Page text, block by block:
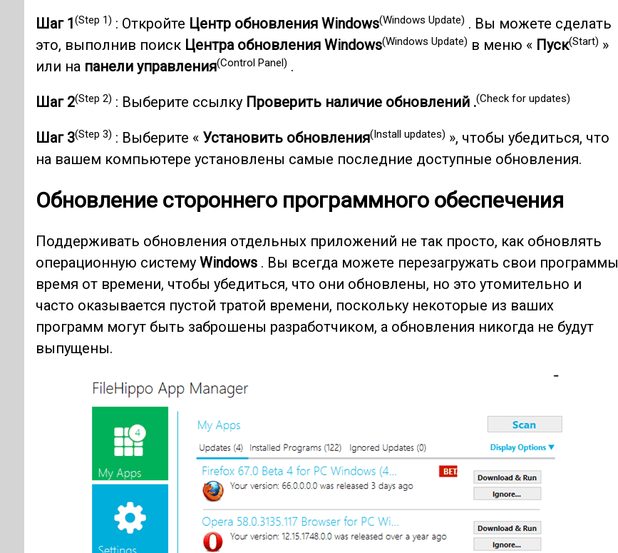
Шаг 1(Step 1) : Откройте Центр обновления Windows(Windows Update) . Вы можете сделать
это, выполнив поиск Центра обновления Windows(Windows Update) в меню « Пуск(Start) »
или на панели управления(Control Panel) .
Шаг 2(Step 2) : Выберите ссылку Проверить наличие обновлений .(Check for updates)
Шаг 3(Step 3) : Выберите « Установить обновления(Install updates) », чтобы убедиться, что
на вашем компьютере установлены самые последние доступные обновления.
Обновление стороннего программного обеспечения
Поддерживать обновления отдельных приложений не так просто, как обновлять
операционную систему Windows. Вы всегда можете перезагружать свои программы
время от времени, чтобы убедиться, что они обновлены, но это утомительно и
часто оказывается пустой тратой времени, поскольку некоторые из ваших
программ могут быть заброшены разработчиком, а обновления никогда не будут
выпущены.